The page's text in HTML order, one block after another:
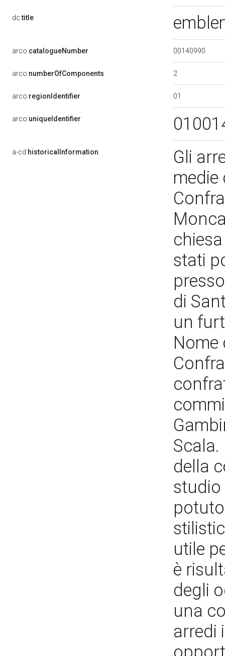
dc:title
arco:catalogueNumber 00140990
arco:numberOfComponents 2
arco:regionIdentifier 01
arco:uniqueIdentifier
a-cd:historicalInformation
Gli
stati
di
un
Nome
della
studio
utile
è
degli
una
arredi